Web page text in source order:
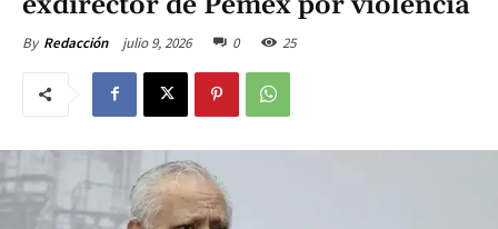
By Redacción julio 9, 2026 0 25